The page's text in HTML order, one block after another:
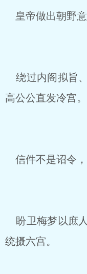
皇帝做出朝野意
绕过内阁拟旨
高公公直发冷宫。
信件不是诏令，
盼卫梅梦以庶
统摄六宫。